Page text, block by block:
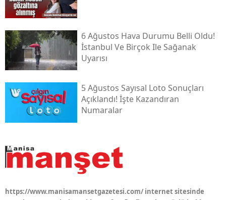
6 Ağustos Hava Durumu Belli Oldu!
İstanbul Ve Birçok Ile Sağanak
Uyarısı
5 Ağustos Sayısal Loto Sonuçları
Açıklandı! İşte Kazandıran
Numaralar
https://www.manisamansetgazetesi.com/ internet sitesinde